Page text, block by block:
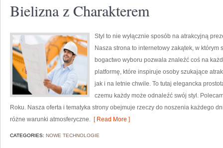
Bielizna z Charakterem
Styl to nie wyłącznie sposób na atrakcyjną
Nasza strona to internetowy zakątek, w
bogactwo wyboru pozwala znaleźć coś na
platformę, które inspiruje osoby szukające
jak i na letnie chwile. To tutaj elegancka
czemu każdy może odnaleźć swój styl.
Roku. Nasza oferta i tematyka strony obejmuje rzeczy do noszenia każdego
różne warunki atmosferyczne. [ Read More ]
CATEGORIES: NOWE TECHNOLOGIE